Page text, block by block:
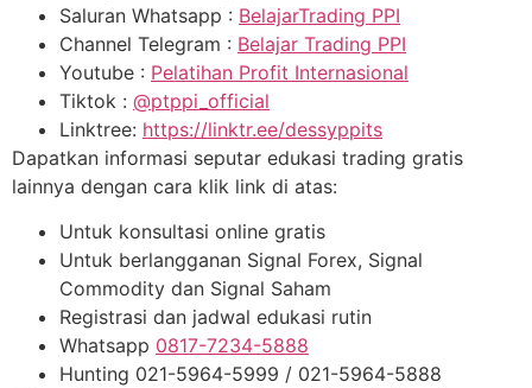
Saluran Whatsapp : BelajarTrading PPI
Channel Telegram : Belajar Trading PPI
Youtube : Pelatihan Profit Internasional
Tiktok : @ptppi_official
Linktree: https://linktr.ee/dessyppits
Dapatkan informasi seputar edukasi trading gratis
lainnya dengan cara klik link di atas:
Untuk konsultasi online gratis
Untuk berlangganan Signal Forex, Signal
Commodity dan Signal Saham
Registrasi dan jadwal edukasi rutin
Whatsapp 0817-7234-5888
Hunting 021-5964-5999 / 021-5964-5888